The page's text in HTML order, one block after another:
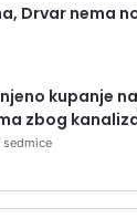
Drvar nema
kupanje
zbog
sedmice